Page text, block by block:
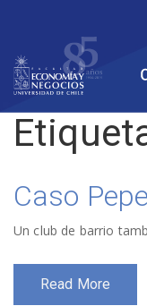
Caso
Un club de barrio
Read More